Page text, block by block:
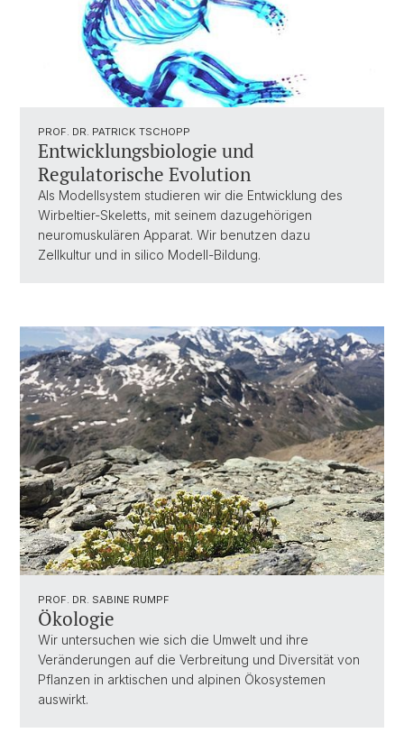
PROF. DR. PATRICK TSCHOPP
Entwicklungsbiologie und
Regulatorische Evolution
Als Modellsystem studieren wir die Entwicklung des
Wirbeltier-Skeletts, mit seinem dazugehörigen
neuromuskulären Apparat. Wir benutzen dazu
Zellkultur und in silico Modell-Bildung.
PROF. DR. SABINE RUMPF
Ökologie
Wir untersuchen wie sich die Umwelt und ihre
Veränderungen auf die Verbreitung und Diversität von
Pflanzen in arktischen und alpinen Ökosystemen
auswirkt.